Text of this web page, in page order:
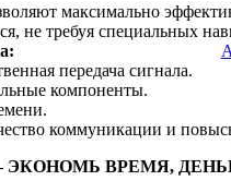
максимально
не требуя специальных
передача сигнала.
компоненты.
коммуникации и
– ЭКОНОМЬ ВРЕМЯ,